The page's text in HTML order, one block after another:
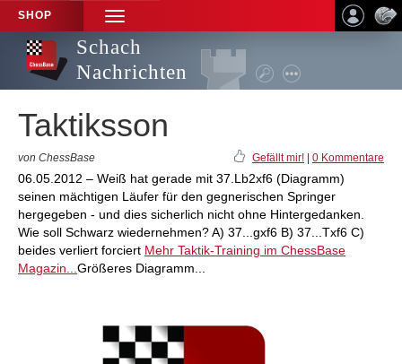
SHOP
TOGGLE
NAVIGATION
Schach
Nachrichten
Taktiksson
von ChessBase Gefällt mir! 0 Kommentare
06.05.2012 – Weiß hat gerade mit 37.Lb2xf6 (Diagramm)
seinen mächtigen Läufer für den gegnerischen Springer
hergegeben - und dies sicherlich nicht ohne Hintergedanken.
Wie soll Schwarz wiedernehmen? A) 37...gxf6 B) 37...Txf6 C)
beides verliert forciert Mehr Taktik-Training im ChessBase
Magazin... Größeres Diagramm...